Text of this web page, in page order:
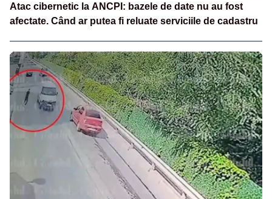
Atac cibernetic la ANCPI: bazele de date nu au fost
afectate. Când ar putea fi reluate serviciile de cadastru